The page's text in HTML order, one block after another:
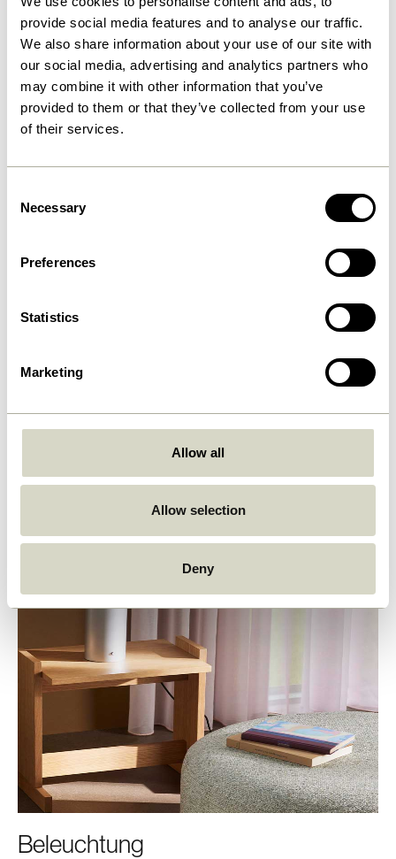
provide social media features and to analyse our traffic.
We also share information about your use of our site with
our social media, advertising and analytics partners who
may combine it with other information that you’ve
provided to them or that they’ve collected from your use
of their services.
Selection
Necessary
Preferences
Statistics
Marketing
Allow all
Allow selection
Deny
unvergleichlicher Handwerkskunst.
Beleuchtung